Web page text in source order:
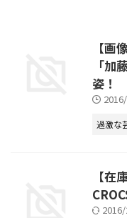
【画
「加
姿！
過激な
【在